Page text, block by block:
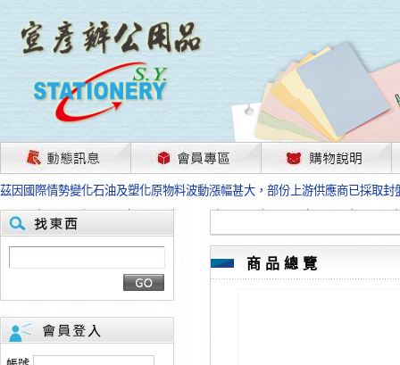
茲因國際情勢變化石油及塑化原物料波動漲幅甚大，部份上游供應商已採取
本網站免費註冊，所標示的商品單價皆為“未稅價格”；本公司保有是否接單出
HP、EPSON、CANON原廠耗材價格浮動，下單前請先跟客服人員確認最新
本網站免費註冊，所標示的商品單價皆為“未稅價格”；本公司保有是否接單出
匯款客戶請注意！因商品繁複來不及發現短缺，遂待客服人員跟您確認訂單
本網站免費註冊，所標示的商品單價皆為“未稅價格”；本公司保有是否接單出
茲因國際情勢變化石油及塑化原物料波動漲幅甚大，部份上游供應商已採取
本網站免費註冊，所標示的商品單價皆為“未稅價格”；本公司保有是否接單出
HP、EPSON、CANON原廠耗材價格浮動，下單前請先跟客服人員確認最新
本網站免費註冊，所標示的商品單價皆為“未稅價格”；本公司保有是否接單出
匯款客戶請注意！因商品繁複來不及發現短缺，遂待客服人員跟您確認訂單
商品總覽